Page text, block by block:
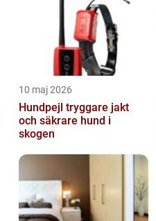
10 maj 2026
Hundpejl tryggare jakt
och säkrare hund i
skogen